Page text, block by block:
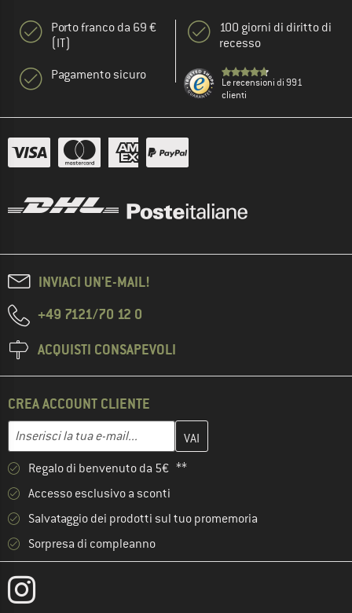
Porto franco da 69 €
(IT)
Pagamento sicuro
100 giorni di diritto di
recesso
Le recensioni di 991
clienti
INVIACI UN'E-MAIL!
+49 7121/70 12 0
ACQUISTI CONSAPEVOLI
CREA ACCOUNT CLIENTE
Indirizzo e-mail
Inserisci qui il tuo indirizzo e-mail e crea il tuo account cliente
Regalo di benvenuto da 5€ **
Accesso esclusivo a sconti
Salvataggio dei prodotti sul tuo promemoria
Sorpresa di compleanno